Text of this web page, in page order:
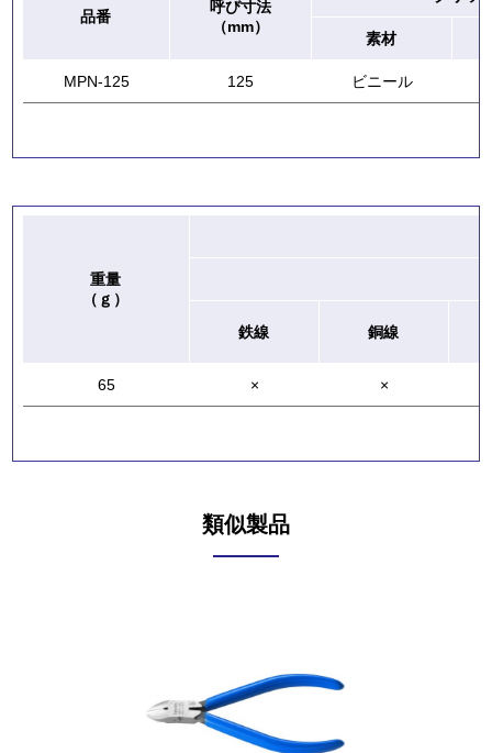
品番
呼び寸法
（mm）
素材
MPN-125 125 ビニール
重量
（ｇ）
鉄線
銅線
65 × ×
類似製品